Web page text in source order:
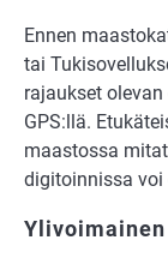
Ennen
tai
rajaukset
GPS:llä.
maastossa
digitoinnissa voi